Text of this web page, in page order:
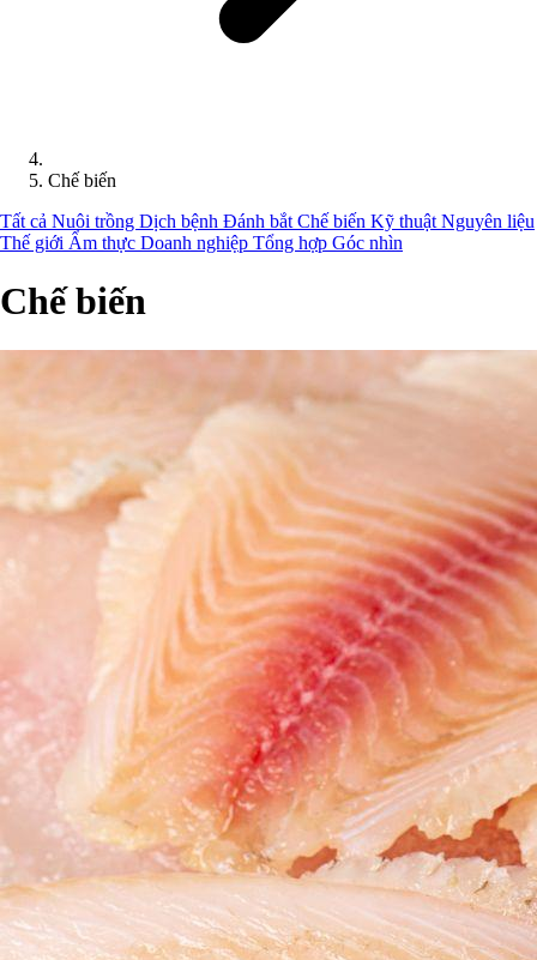
Chế biến
Tất cả Nuôi trồng Dịch bệnh Đánh bắt Chế biến Kỹ thuật Nguyên liệu
Thế giới Ẩm thực Doanh nghiệp Tổng hợp Góc nhìn
Chế biến